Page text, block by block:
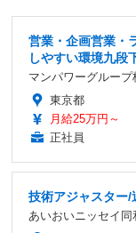
営業・企画営業・
しやすい環境九段
マンパワーグループ
東京都
月給25万円～
正社員
技術アジャスター
あいおいニッセイ